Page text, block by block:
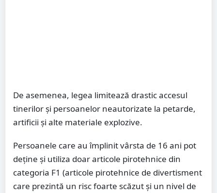
De asemenea, legea limitează drastic accesul
tinerilor și persoanelor neautorizate la petarde,
artificii și alte materiale explozive.
Persoanele care au împlinit vârsta de 16 ani pot
deţine şi utiliza doar articole pirotehnice din
categoria F1 (articole pirotehnice de divertisment
care prezintă un risc foarte scăzut şi un nivel de